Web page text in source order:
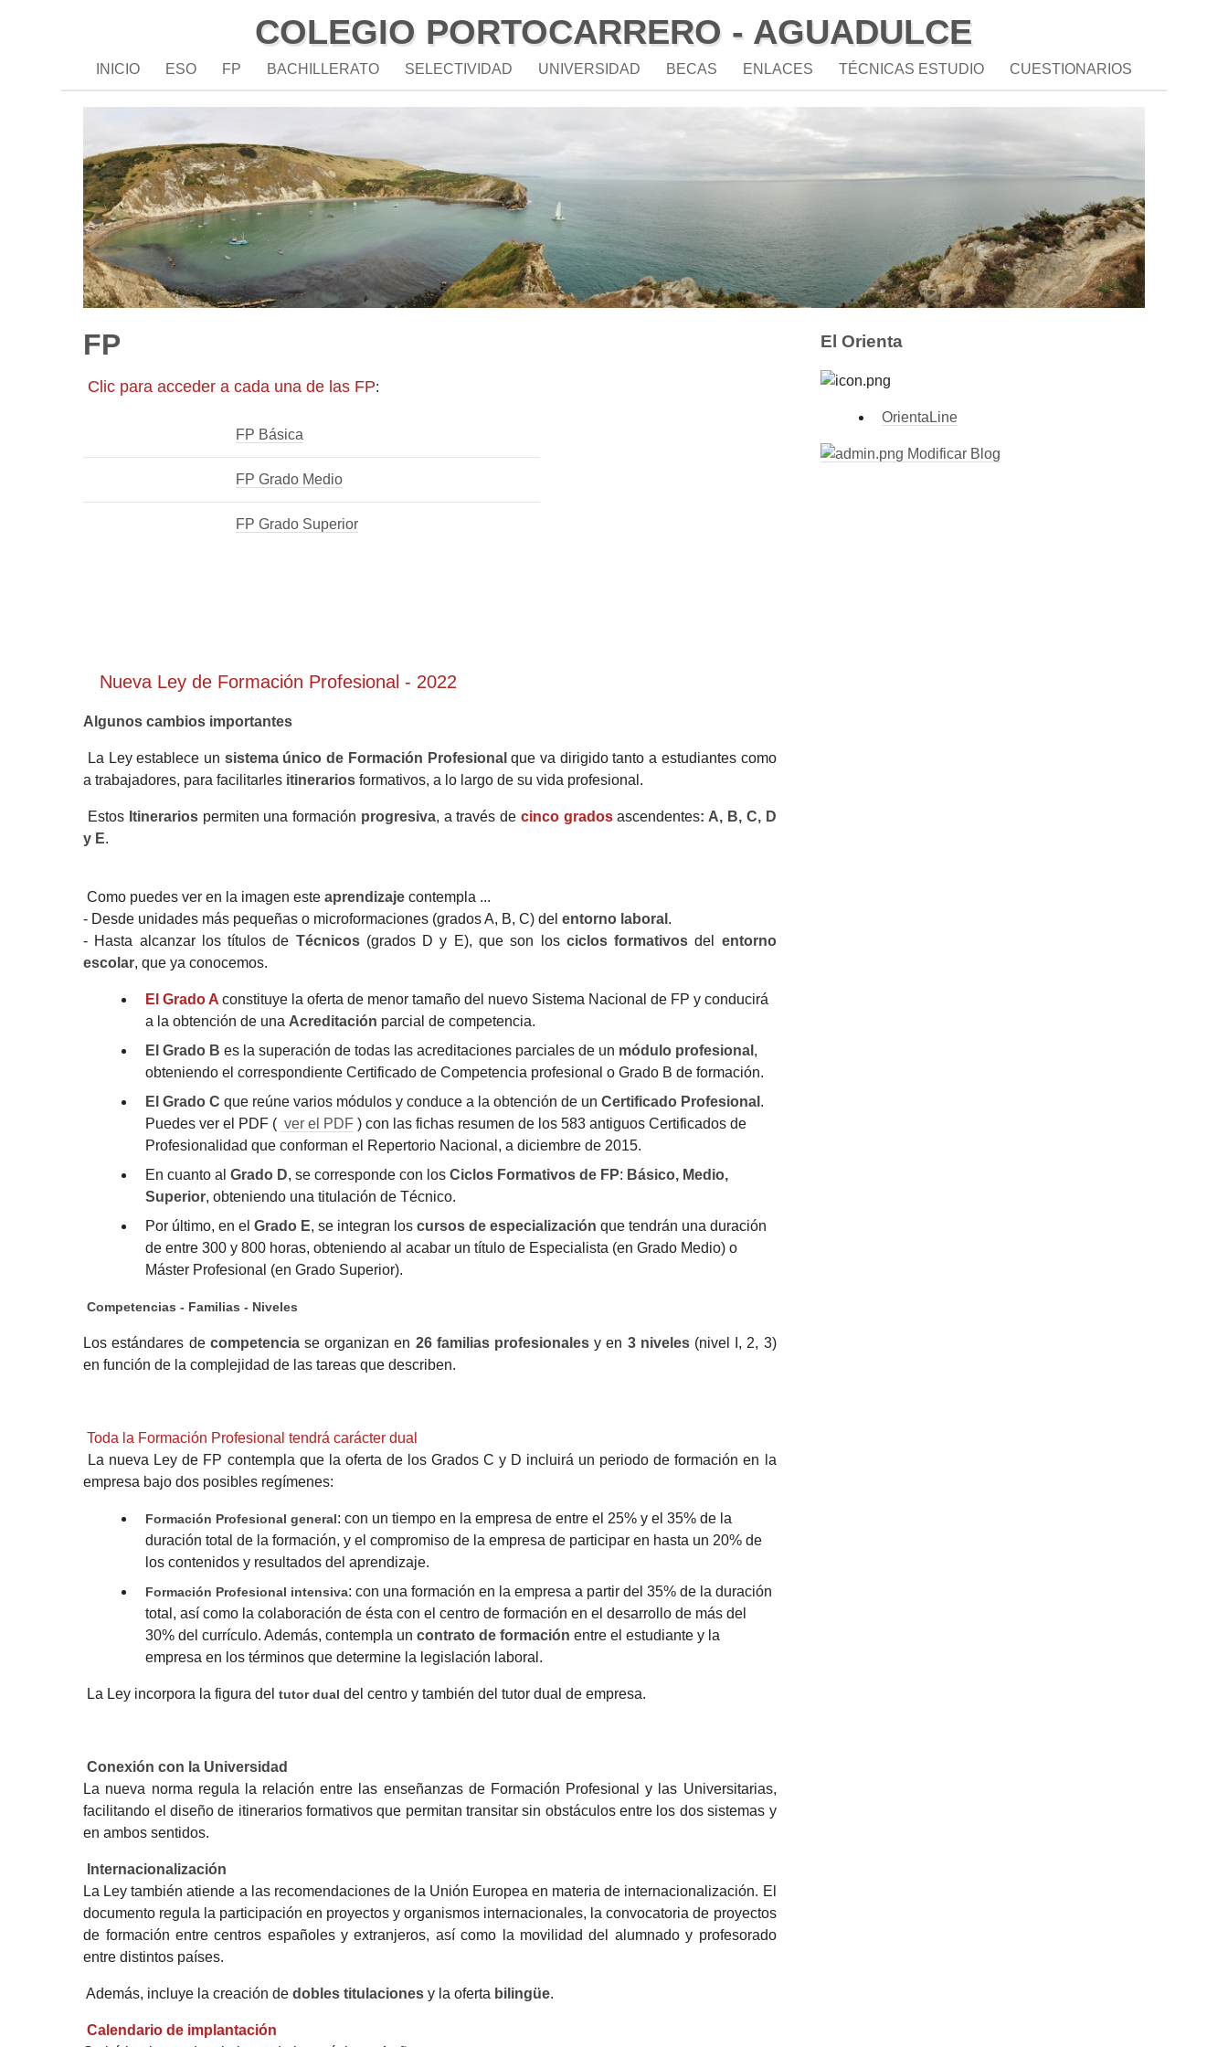
COLEGIO PORTOCARRERO - AGUADULCE
INICIO ESO FP BACHILLERATO SELECTIVIDAD UNIVERSIDAD BECAS ENLACES TÉCNICAS ESTUDIO CUESTIONARIOS
FP
Clic para acceder a cada una de las FP:
FP Básica
FP Grado Medio
FP Grado Superior
Nueva Ley de Formación Profesional - 2022
Algunos cambios importantes
La Ley establece un sistema único de Formación Profesional que va dirigido tanto a estudiantes como
a trabajadores, para facilitarles itinerariosformativos, a lo largo de su vida profesional.
Estos Itinerariospermiten una formación progresiva, a través de cinco grados ascendentes: A, B, C, D
y E.
Como puedes ver en la imagen esteaprendizajecontempla ...
- Desde unidades más pequeñas o microformaciones (grados A, B, C) delentorno laboral .
- Hasta alcanzar los títulos de Técnicos(grados D y E), que son los ciclos formativos del entorno
escolar, que ya conocemos.
El Grado A constituye la oferta de menor tamaño del nuevo Sistema Nacional de FP y conducirá
a la obtención de una Acreditación parcial de competencia.
El Grado B es la superación de todas las acreditaciones parciales de un módulo profesional ,
obteniendo el correspondiente Certificado de Competencia profesional o Grado B de formación.
El Grado C que reúne varios módulos y conduce a la obtención de un Certificado Profesional .
Puedes ver el PDF ( ver el PDF) con las fichas resumen de los 583 antiguos Certificados de
Profesionalidad que conforman el Repertorio Nacional, a diciembre de 2015.
En cuanto al Grado D, se corresponde con losCiclos Formativos de FP: Básico, Medio,
Superior, obteniendo una titulación de Técnico.
Por último, en el Grado E, se integran los cursos de especialización que tendrán una duración
de entre 300 y 800 horas, obteniendo al acabar un título de Especialista (en Grado Medio) o
Máster Profesional (en Grado Superior).
Competencias - Familias - Niveles
Los estándares de competencia se organizan en 26 familias profesionalesy en 3 niveles (nivel I, 2, 3)
en función de la complejidad de las tareas que describen.
Toda la Formación Profesional tendrá carácter dual
La nueva Ley de FP contempla que la oferta de los Grados C y D incluirá un periodo de formación en la
empresa bajo dos posibles regímenes:
Formación Profesional general: con un tiempo en la empresa de entre el 25% y el 35% de la
duración total de la formación, y el compromiso de la empresa de participar en hasta un 20% de
los contenidos y resultados del aprendizaje.
Formación Profesional intensiva: con una formación en la empresa a partir del 35% de la duración
total, así como la colaboración de ésta con el centro de formación en el desarrollo de más del
30% del currículo. Además, contempla un contrato de formación entre el estudiante y la
empresa en los términos que determine la legislación laboral.
La Ley incorpora la figura deltutor dual del centro y también del tutor dual de empresa.
Conexión con la Universidad
La nueva norma regula la relación entre las enseñanzas de Formación Profesional y las Universitarias,
facilitando el diseño de itinerarios formativos que permitan transitar sin obstáculos entre los dos sistemas y
en ambos sentidos.
Internacionalización
La Ley también atiende a las recomendaciones de la Unión Europea en materia de internacionalización. El
documento regula la participación en proyectos y organismos internacionales, la convocatoria de proyectos
de formación entre centros españoles y extranjeros, así como la movilidad del alumnado y profesorado
entre distintos países.
Además, incluye la creación de dobles titulaciones y la oferta bilingüe.
Calendario de implantación
El Orienta
OrientaLine
Modificar Blog